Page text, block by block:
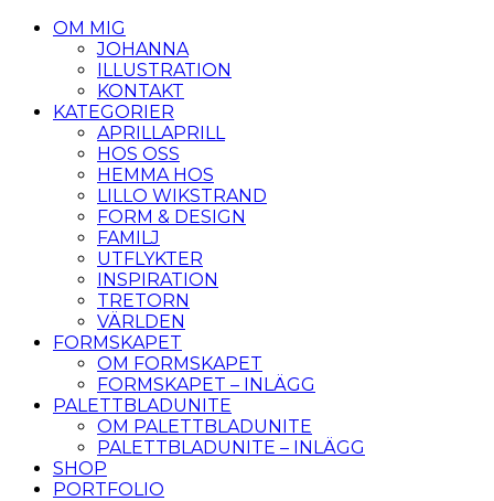
OM MIG
JOHANNA
ILLUSTRATION
KONTAKT
KATEGORIER
APRILLAPRILL
HOS OSS
HEMMA HOS
LILLO WIKSTRAND
FORM & DESIGN
FAMILJ
UTFLYKTER
INSPIRATION
TRETORN
VÄRLDEN
FORMSKAPET
OM FORMSKAPET
FORMSKAPET – INLÄGG
PALETTBLADUNITE
OM PALETTBLADUNITE
PALETTBLADUNITE – INLÄGG
SHOP
PORTFOLIO